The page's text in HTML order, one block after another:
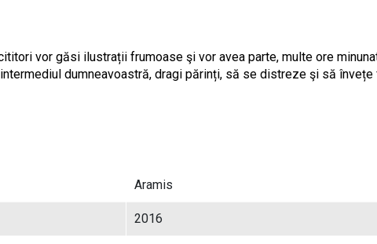
vor găsi ilustrații frumoase şi vor avea parte, multe ore
dumneavoastră, dragi părinți, să se distreze şi să
Aramis
2016